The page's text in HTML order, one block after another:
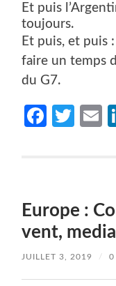
Et puis
toujours.
Et puis, et puis
faire un temps
du G7.
Europe :
vent,
JUILLET 3, 2019 / 0